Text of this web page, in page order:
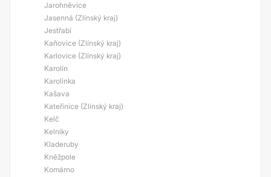
Jarohněvice
Jasenná (Zlínský kraj)
Jestřabí
Kaňovice (Zlínský kraj)
Karlovice (Zlínský kraj)
Karolín
Karolinka
Kašava
Kateřinice (Zlínský kraj)
Kelč
Kelníky
Kladeruby
Kněžpole
Komárno